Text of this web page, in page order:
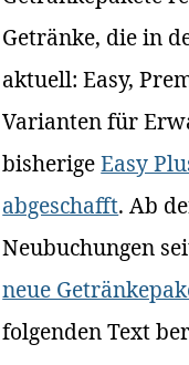
Getränke, die in
aktuell: Easy,
Varianten für
bisherigeEasy
abgeschafft. Ab
Neubuchungen
neue
folgenden Text